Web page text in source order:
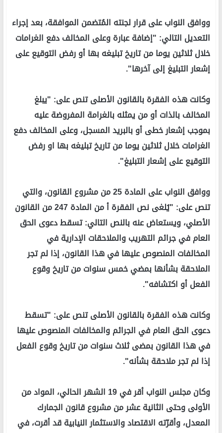
ووافق النواب على قرار لجنته المُتضمن الموافقة، بعد إجراء
التعديل التالي: "إضافة عبارة وعلى المخالف دفع الغرامات
خلال ثلاثين يوما من تاريخ تبليغه بها أو رفض التوقيع على
إشعار التبليغ إلى آخرها".
وكانت هذه الفقرة بالقانون الأصلى تنص على: "يبلغ
المخالف بالذات أو من يمثله بالغرامة المفروضة عليه
بموجب إشعار خطى أو بالبريد المسجل، وعلى المخالف دفع
الغرامات خلال ثلاثين يوما من تاريخ تبليغه بها او رفض
التوقيع على إشعار التبليغ".
ووافق النواب على المادة 25 من مشروع القانون، والتي
تنص على: "يُلغى نص الفقرة أ من المادة 247 من القانون
الأصلي، ويستعاض عنه بالنص التالي: تسقط دعوى الحق
العام في جرائم التهريب والملاحقات الإدارية في
المخالفات المنصوص عليها في هذا القانون، إذا لم تجر
الملاحقة بشأنها بمضي خمس سنوات من تاريخ وقوع
الفعل أو اكتشافه".
وكانت هذه الفقرة بالقانون الأصلى تنص على: "تسقط
دعوى الحق العام في الجرائم والمخالفات المنصوص عليها
في هذا القانون بمضى ثلاث سنوات من تاريخ وقوع الفعل
إذا لم تجر ملاحقة بشأنه".
وكان مجلس النواب أقر في 19 الشهر الحالي، المواد من
الأولى وحتى الثانية عشر من مشروع قانون الجمارك
المعدل، وأقرّته الاقتصاد والاستثمار النيابية قد أقرت، في